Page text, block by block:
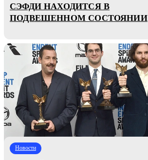
СЭФДИ НАХОДИТСЯ В
ПОДВЕШЕННОМ СОСТОЯНИИ
Новости